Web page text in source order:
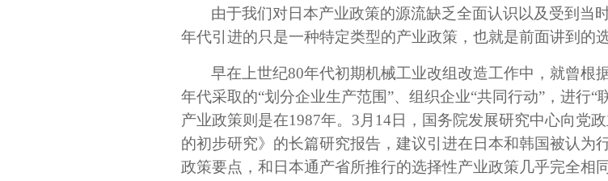
由于我们对日本产业政策的源流缺乏全面认识以及受到当
年代引进的只是一种特定类型的产业政策，也就是前面讲到的
早在上世纪80年代初期机械工业改组改造工作中，就曾根
年代采取的“划分企业生产范围”、组织企业“共同行动”，进行
产业政策则是在1987年。3月14日，国务院发展研究中心向党
的初步研究》的长篇研究报告，建议引进在日本和韩国被认为
政策要点，和日本通产省所推行的选择性产业政策几乎完全相